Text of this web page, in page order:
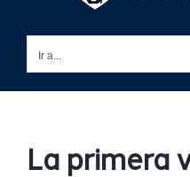
Ir a...
La primera